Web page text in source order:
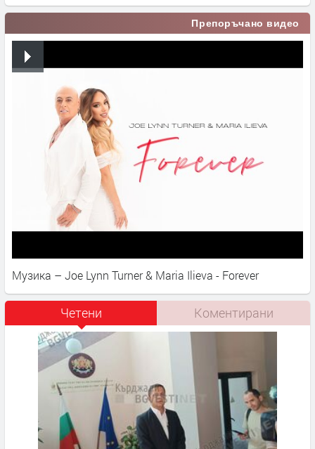
Препоръчано видео
Музика – Joe Lynn Turner & Maria Ilieva - Forever
Четени Коментирани